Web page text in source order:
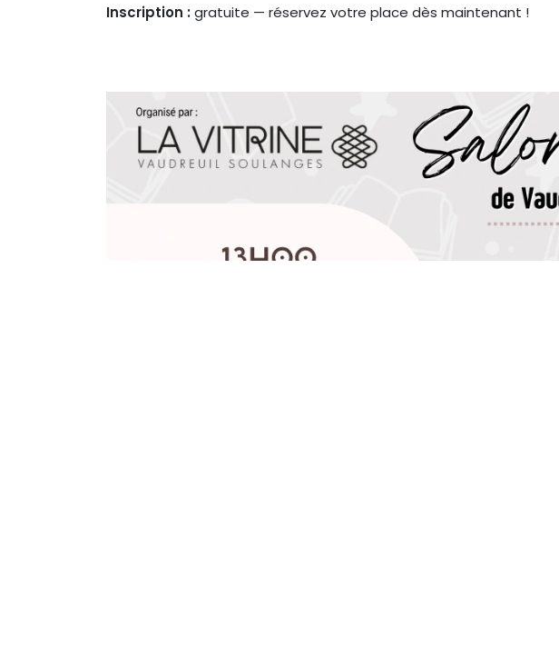
Inscription :gratuite — réservez votre place dès maintenant !